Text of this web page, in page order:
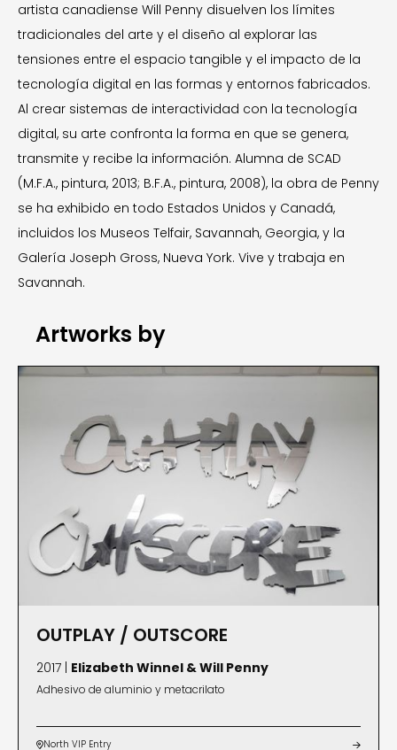
artista canadiense Will Penny disuelven los límites
tradicionales del arte y el diseño al explorar las
tensiones entre el espacio tangible y el impacto de la
tecnología digital en las formas y entornos fabricados.
Al crear sistemas de interactividad con la tecnología
digital, su arte confronta la forma en que se genera,
transmite y recibe la información. Alumna de SCAD
(M.F.A., pintura, 2013; B.F.A., pintura, 2008), la obra de Penny
se ha exhibido en todo Estados Unidos y Canadá,
incluidos los Museos Telfair, Savannah, Georgia, y la
Galería Joseph Gross, Nueva York. Vive y trabaja en
Savannah.
Artworks by
OUTPLAY / OUTSCORE
2017 | Elizabeth Winnel & Will Penny
Adhesivo de aluminio y metacrilato
North VIP Entry 